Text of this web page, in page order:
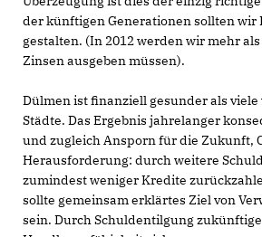
der künftigen Generationen sollten wir
gestalten. (In 2012 werden wir mehr
Zinsen ausgeben müssen).
Dülmen ist finanziell gesunder als viele
Städte. Das Ergebnis jahrelanger
und zugleich Ansporn für die Zukunft,
Herausforderung: durch weitere
zumindest weniger Kredite
sollte gemeinsam erklärtes Ziel von
sein. Durch Schuldentilgung zukünftige